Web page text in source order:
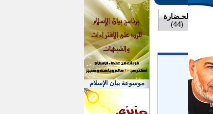
موسوعة بيان الإسلام
الحـضارة
(44)